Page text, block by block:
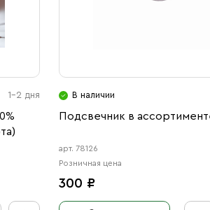
1-2 дня В наличии
Подсвечник в
арт. 78126
Розничная цена
300 ₽